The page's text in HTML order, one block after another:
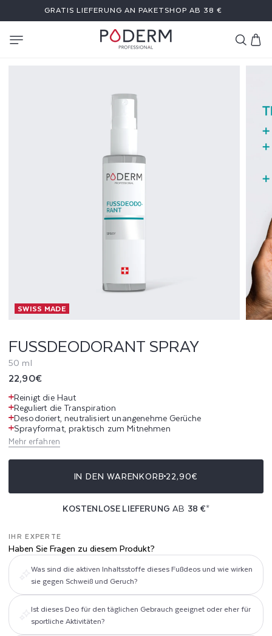
INHALT
GRATIS LIEFERUNG AN PAKETSHOP AB 38 €
R
A
N
T
S
P
R
A
Y
SWISS MADE
FUSSDEODORANT SPRAY
50 ml
Normaler
Preis
22,90€
Reinigt die Haut
Reguliert die Transpiration
Desodoriert, neutralisiert unangenehme Gerüche
Sprayformat, praktisch zum Mitnehmen
Mehr erfahren
IN DEN WARENKORB22,90€
KOSTENLOSE LIEFERUNG AB 38 €*
IHR EXPERTE
Haben Sie Fragen zu diesem Produkt?
Was sind die aktiven Inhaltsstoffe dieses Fußdeos und wie wirken
sie gegen Schweiß und Geruch?
Ist dieses Deo für den täglichen Gebrauch geeignet oder eher für
sportliche Aktivitäten?